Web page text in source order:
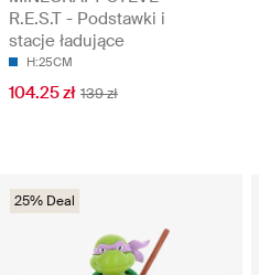
R.E.S.T - Podstawki i
stacje ładujące
H:25CM
104.25 zł 139 zł
25% Deal